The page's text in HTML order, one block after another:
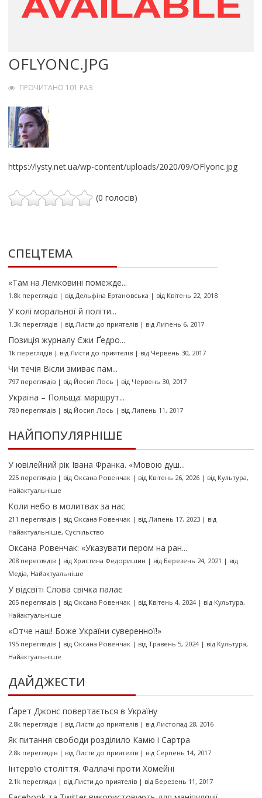
OFLYONC.JPG
ПРОЧИТАНО 101 РАЗ
https://lysty.net.ua/wp-content/uploads/2020/09/OFlyonc.jpg
(0 голосів)
СПЕЦТЕМА
«Там на Лемковині помежде...
1.8k переглядів| від Дельфіна Ертановська | від Квітень 22, 2018
У колі моральної й політи...
1.3k переглядів| від Листи до приятелів| від Липень 6, 2017
Позиція журналу Єжи Ґедро...
1k переглядів| від Листи до приятелів| від Червень 30, 2017
Чи течія Вісли змиває пам...
797 переглядів| від Йосип Лось | від Червень 30, 2017
Україна – Польща: маршрут...
780 переглядів| від Йосип Лось | від Липень 11, 2017
НАЙПОПУЛЯРНІШЕ
У ювілейний рік Івана Франка. «Мовою душ...
225 переглядів| від Оксана Ровенчак| від Квітень 26, 2026| від Культура,
Найактуальніше
Коли небо в молитвах за нас
211 переглядів| від Оксана Ровенчак| від Липень 17, 2023| від
Найактуальніше, Суспільство
Оксана Ровенчак: «Указувати пером на ран...
208 переглядів| від Христина Федоришин | від Березень 24, 2021 | від
Медіа, Найактуальніше
У відсвіті Слова свічка палає
205 переглядів| від Оксана Ровенчак| від Квітень 4, 2024| від Культура,
Найактуальніше
«Отче наш! Боже України суверенної!»
195 переглядів| від Оксана Ровенчак| від Травень 5, 2024| від Культура,
Найактуальніше
ДАЙДЖЕСТИ
Ґарет Джонс повертається в Україну
2.8k переглядів| від Листи до приятелів| від Листопад 28, 2016
Як питання свободи розділило Камю і Сартра
2.8k переглядів| від Листи до приятелів| від Серпень 14, 2017
Інтерв’ю століття. Фаллачі проти Хомейні
2.1k перегляди | від Листи до приятелів| від Березень 11, 2017